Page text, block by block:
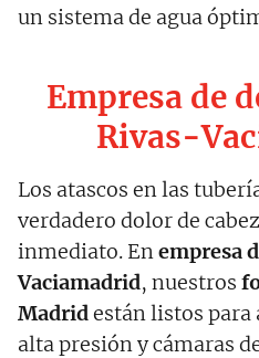
un sistema de agua
Empresa de
Rivas-
Los atascos en las
verdadero dolor de
inmediato. Enempresa
Vaciamadrid, nuestros
Madridestán listos para
alta presión y cámaras